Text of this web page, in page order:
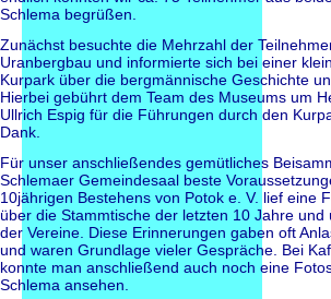
Schlema begrüßen.
Zunächst besuchte die Mehrzahl der
Uranbergbau und informierte sich bei einer
Kurpark über die bergmännische Geschichte
Hierbei gebührt dem Team des Museums um
Ullrich Espig für die Führungen durch den
Dank.
Für unser anschließendes gemütliches
Schlemaer Gemeindesaal beste
10jährigen Bestehens von Potok e. V. lief eine
über die Stammtische der letzten 10 Jahre und
der Vereine. Diese Erinnerungen gaben oft
und waren Grundlage vieler Gespräche. Bei
konnte man anschließend auch noch eine
Schlema ansehen.